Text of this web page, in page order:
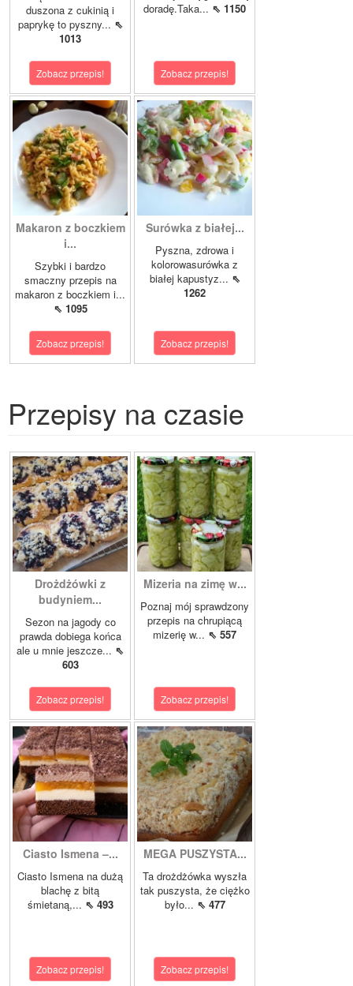
duszona z cukinią i
paprykę to pyszny... ⇖
1013
Zobacz przepis!
doradę.Taka... ⇖ 1150
Zobacz przepis!
Makaron z boczkiem
i...
Szybki i bardzo
smaczny przepis na
makaron z boczkiem i...
⇖ 1095
Zobacz przepis!
Surówka z białej...
Pyszna, zdrowa i
kolorowasurówka z
białej kapustyz... ⇖
1262
Zobacz przepis!
Przepisy na czasie
Drożdżówki z
budyniem...
Sezon na jagody co
prawda dobiega końca
ale u mnie jeszcze... ⇖
603
Zobacz przepis!
Mizeria na zimę w...
Poznaj mój sprawdzony
przepis na chrupiącą
mizerię w... ⇖ 557
Zobacz przepis!
Ciasto Ismena –...
Ciasto Ismena na dużą
blachę z bitą
śmietaną,... ⇖ 493
Zobacz przepis!
MEGA PUSZYSTA...
Ta drożdżówka wyszła
tak puszysta, że ciężko
było... ⇖ 477
Zobacz przepis!